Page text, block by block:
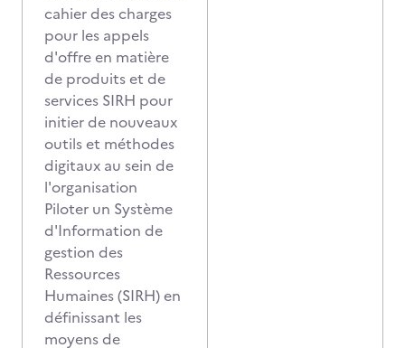
cahier des charges
pour les appels
d'offre en matière
de produits et de
services SIRH pour
initier de nouveaux
outils et méthodes
digitaux au sein de
l'organisation
Piloter un Système
d'Information de
gestion des
Ressources
Humaines (SIRH) en
définissant les
moyens de